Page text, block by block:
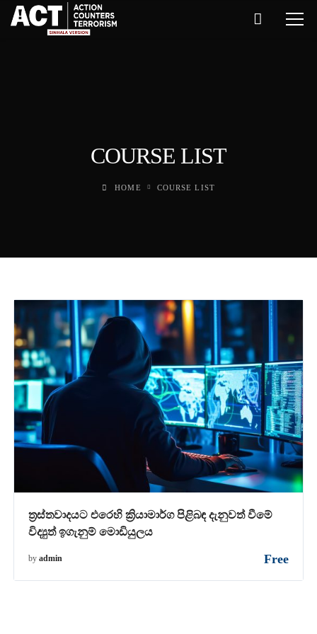
COURSE LIST
HOME COURSE LIST
ත්‍රස්තවාදයට එරෙහි ක්‍රියාමාර්ග පිළිබඳ දැනුවත් වීමේ
විද්‍යුත් ඉගැනුම් මොඩියුලය
by admin Free